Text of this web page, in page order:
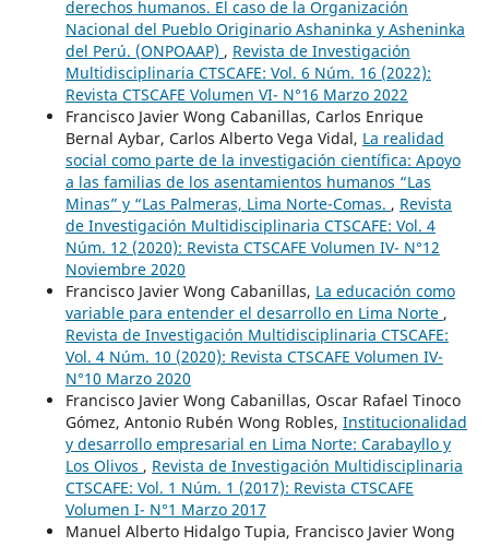
derechos humanos. El caso de la Organización
Nacional del Pueblo Originario Ashaninka y Asheninka
del Perú. (ONPOAAP) , Revista de Investigación
Multidisciplinaria CTSCAFE: Vol. 6 Núm. 16 (2022):
Revista CTSCAFE Volumen VI- N°16 Marzo 2022
Francisco Javier Wong Cabanillas, Carlos Enrique
Bernal Aybar, Carlos Alberto Vega Vidal, La realidad
social como parte de la investigación científica: Apoyo
a las familias de los asentamientos humanos “Las
Minas” y “Las Palmeras, Lima Norte-Comas. , Revista
de Investigación Multidisciplinaria CTSCAFE: Vol. 4
Núm. 12 (2020): Revista CTSCAFE Volumen IV- N°12
Noviembre 2020
Francisco Javier Wong Cabanillas, La educación como
variable para entender el desarrollo en Lima Norte ,
Revista de Investigación Multidisciplinaria CTSCAFE:
Vol. 4 Núm. 10 (2020): Revista CTSCAFE Volumen IV-
N°10 Marzo 2020
Francisco Javier Wong Cabanillas, Oscar Rafael Tinoco
Gómez, Antonio Rubén Wong Robles, Institucionalidad
y desarrollo empresarial en Lima Norte: Carabayllo y
Los Olivos , Revista de Investigación Multidisciplinaria
CTSCAFE: Vol. 1 Núm. 1 (2017): Revista CTSCAFE
Volumen I- N°1 Marzo 2017
Manuel Alberto Hidalgo Tupia, Francisco Javier Wong